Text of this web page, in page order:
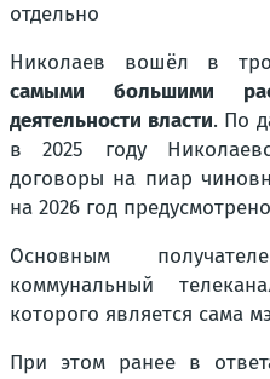
отдельно
Николаев вошёл в
самыми большими
деятельности власти. По
в 2025 году
договоры на пиар
на 2026 год
Основным
коммунальный
которого является сама
При этом ранее в